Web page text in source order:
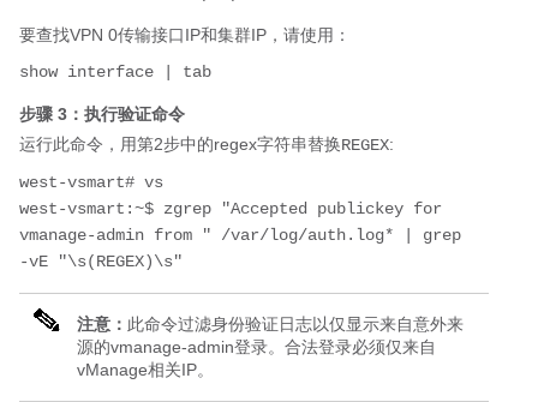
要查找VPN 0传输接口IP和集群IP，请使用：
步骤 3：执行验证命令
运行此命令，用第2步中的regex字符串替换REGEX:
west-vsmart# vs
west-vsmart:~$ zgrep "Accepted publickey for
vmanage-admin from " /var/log/auth.log* | grep
注意： 此命令过滤身份验证日志以仅显示来自意外来
源的vmanage-admin登录。合法登录必须仅来自
vManage相关IP。